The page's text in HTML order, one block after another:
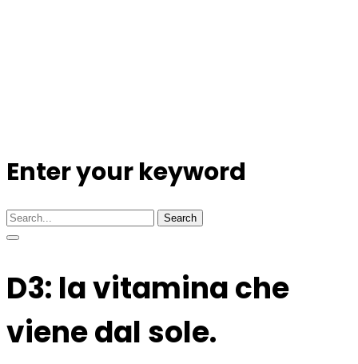
Enter your keyword
Search
D3: la vitamina che
viene dal sole.